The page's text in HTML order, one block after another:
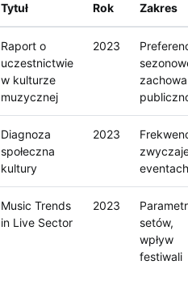
Tytuł Rok Zakres
Raport o
uczestnictwie
w kulturze
muzycznej
2023
Diagnoza
społeczna
kultury
2023
eventach
Music Trends
in Live Sector
2023
setów,
wpływ
festiwali